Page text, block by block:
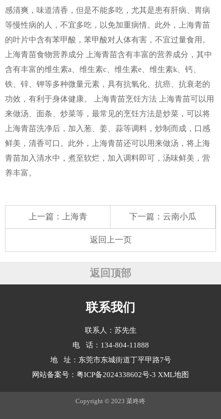
感清爽，味道清香，但是不能多吃，尤其是患有肝病、胃病
等慢性病的人，不宜多吃，以免加重病情。此外，上海青苗
的叶片中含有苯甲酸，苯甲酸对人体有害，不宜过量食用。
上海青苗食物营养成分 上海青苗含有丰富的营养成分，其中
含有丰富的维生素a、维生素c、维生素e、维生素k、钙、
铁、锌、钾等多种微量元素，具有抗氧化、抗癌、抗衰老的
功效，有利于身体健康。 上海青苗烹饪方法 上海青苗可以用
来做汤、面条、炒菜等，最常见的烹饪方法是炒菜，可以将
上海青苗洗净后，加入葱、姜、蒜等调料，炒制而成，口感
鲜美，清香可口。此外，上海青苗还可以用来做汤，将上海
青苗加入清水中，煮至软烂，加入调料即可，汤味鲜美，营
养丰富。
上一篇： 上海青 下一篇： 云南小瓜
返回上一页
返回顶部
联系我们
联系人：苏先生
电 话：134-804-11888
地 址：东莞市东城街道丁平甲路7号
网站备案号： 粤ICP备2024338602号-3 XML地图
Copyright © 2023 菜咚咚